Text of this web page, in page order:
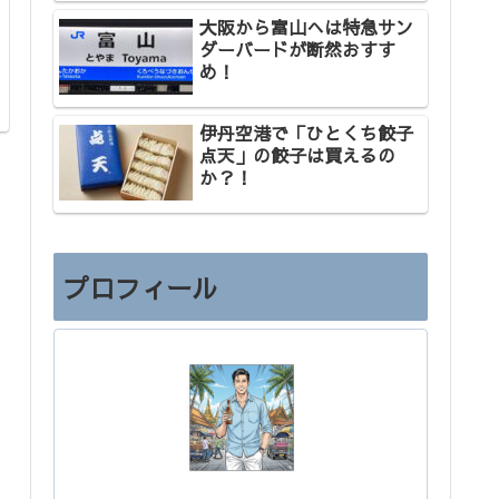
大阪から富山へは特急サン
ダーバードが断然おすす
め！
伊丹空港で「ひとくち餃子
点天」の餃子は買えるの
か？！
プロフィール